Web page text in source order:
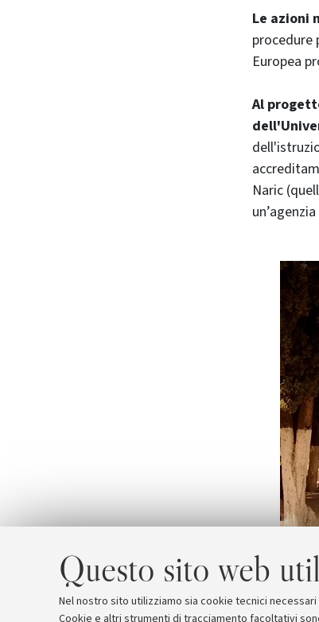
Questo sito web
Nel nostro sito utilizziamo sia cookie tecnici
Cookie e altri strumenti di tracciamento facoltativi
Le azioni
procedure
Europea
Al
Naric